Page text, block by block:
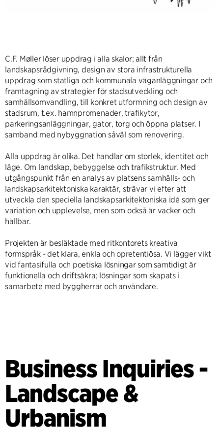
C.F. Møller löser uppdrag i alla skalor; allt från
landskapsrådgivning, design av stora infrastrukturella
uppdrag som statliga och kommunala väganläggningar och
framtagning av strategier för stadsutveckling och
samhällsomvandling, till konkret utformning och design av
stadsrum, t.ex. hamnpromenader, trafikytor,
parkeringsanläggningar, gator, torg och öppna platser. I
samband med nybyggnation såväl som renovering.
Alla uppdrag är olika. Det handlar om storlek, identitet och
läge. Om landskap, bebyggelse och trafikstruktur. Med
utgångspunkt från en analys av platsens samhälls- och
landskapsarkitektoniska karaktär, strävar vi efter att
utveckla den speciella landskapsarkitektoniska idé som ger
variation och upplevelse, men som också är vacker och
hållbar.
Projekten är besläktade med ritkontorets kreativa
formspråk - det klara, enkla och opretentiösa. Vi lägger vikt
vid fantasifulla och poetiska lösningar som samtidigt är
funktionella och driftsäkra; lösningar som skapats i
samarbete med byggherrar och användare.
Business Inquiries -
Landscape &
Urbanism